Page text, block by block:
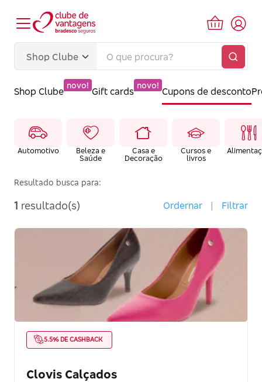
Shop Clube
novo!
Gift cards
novo!
Cupons de desconto
Automotivo
Beleza e
Saúde
Casa e
Decoração
Cursos e
livros
Resultado busca para:
1 resultado(s) Ordernar | Filtrar
5.5% DE CASHBACK
Clovis Calçados